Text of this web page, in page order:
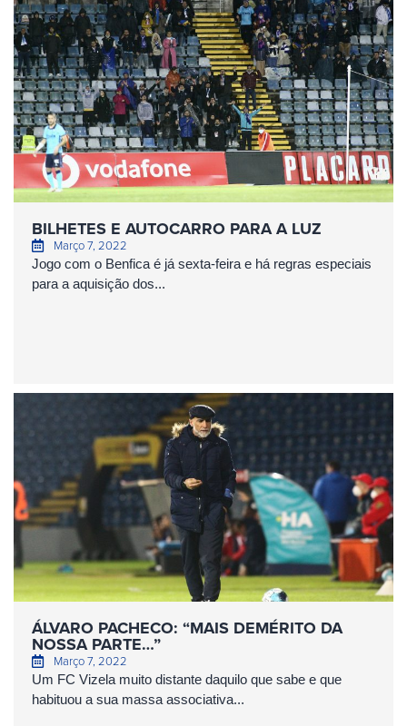
BILHETES E AUTOCARRO PARA A LUZ
Março 7, 2022
Jogo com o Benfica é já sexta-feira e há regras especiais
para a aquisição dos...
ÁLVARO PACHECO: “MAIS DEMÉRITO DA
NOSSA PARTE…”
Março 7, 2022
Um FC Vizela muito distante daquilo que sabe e que
habituou a sua massa associativa...